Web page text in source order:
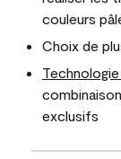
couleurs
Choix de
exclusifs